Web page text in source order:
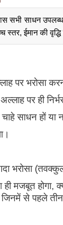
साधन उपलब्ध
ईमान की वृद्धि
पर भरोसा
पर ही
साधन हों या
भरोसा
मजबूत होगा,
से पहले